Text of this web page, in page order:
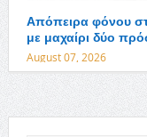
Απόπειρα φόνου
με μαχαίρι δύο
August 07, 2026